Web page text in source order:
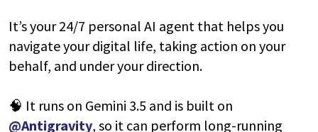
It’s your 24/7 personal AI agent that helps you
navigate your digital life, taking action on your
behalf, and under your direction.
🧠 It runs on Gemini 3.5 and is built on
@Antigravity, so it can perform long-running